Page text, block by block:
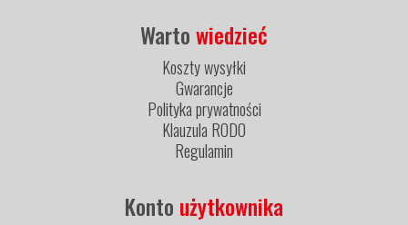
Wartowiedzieć
Koszty wysyłki
Gwarancje
Polityka prywatności
Klauzula RODO
Regulamin
Konto użytkownika